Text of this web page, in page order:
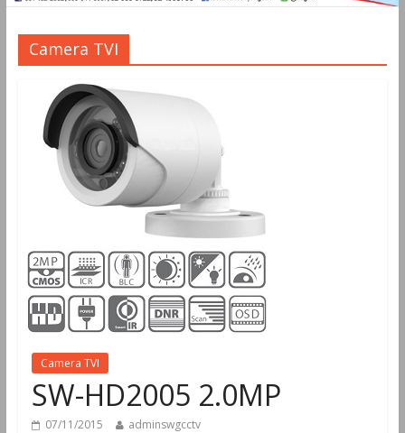
Camera TVI
Camera TVI
SW-HD2005 2.0MP
07/11/2015 adminswgcctv